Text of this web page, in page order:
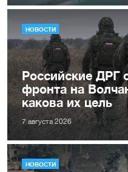
НОВОСТИ
Российские ДРГ
фронта на
какова их цель
7 августа 2026
НОВОСТИ